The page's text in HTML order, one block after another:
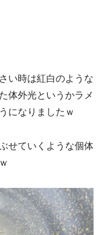
い時は紅白のような
体外光というかラメ
になりましたｗ
せていくような個体